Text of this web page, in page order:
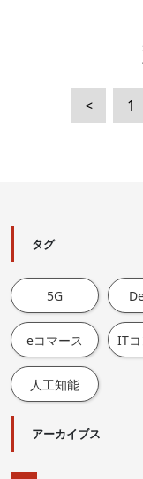
< 1
タグ
5G
eコマース IT
人工知能
アーカイブス